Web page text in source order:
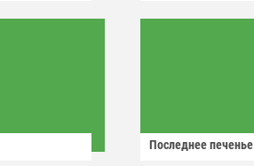
Последнее печенье